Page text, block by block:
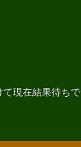
て現在結果待ちで